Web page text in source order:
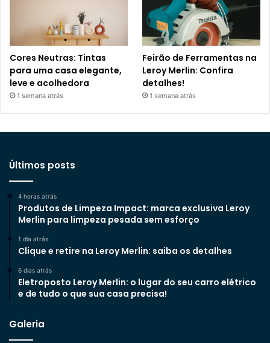
Cores Neutras: Tintas
para uma casa elegante,
leve e acolhedora
1 semana atrás
Feirão de Ferramentas na
Leroy Merlin: Confira
detalhes!
1 semana atrás
Últimos posts
4 horas atrás
Produtos de Limpeza Impact: marca exclusiva Leroy
Merlin para limpeza pesada sem esforço
1 dia atrás
Clique e retire na Leroy Merlin: saiba os detalhes
6 dias atrás
Eletroposto Leroy Merlin: o lugar do seu carro elétrico
e de tudo o que sua casa precisa!
Galeria